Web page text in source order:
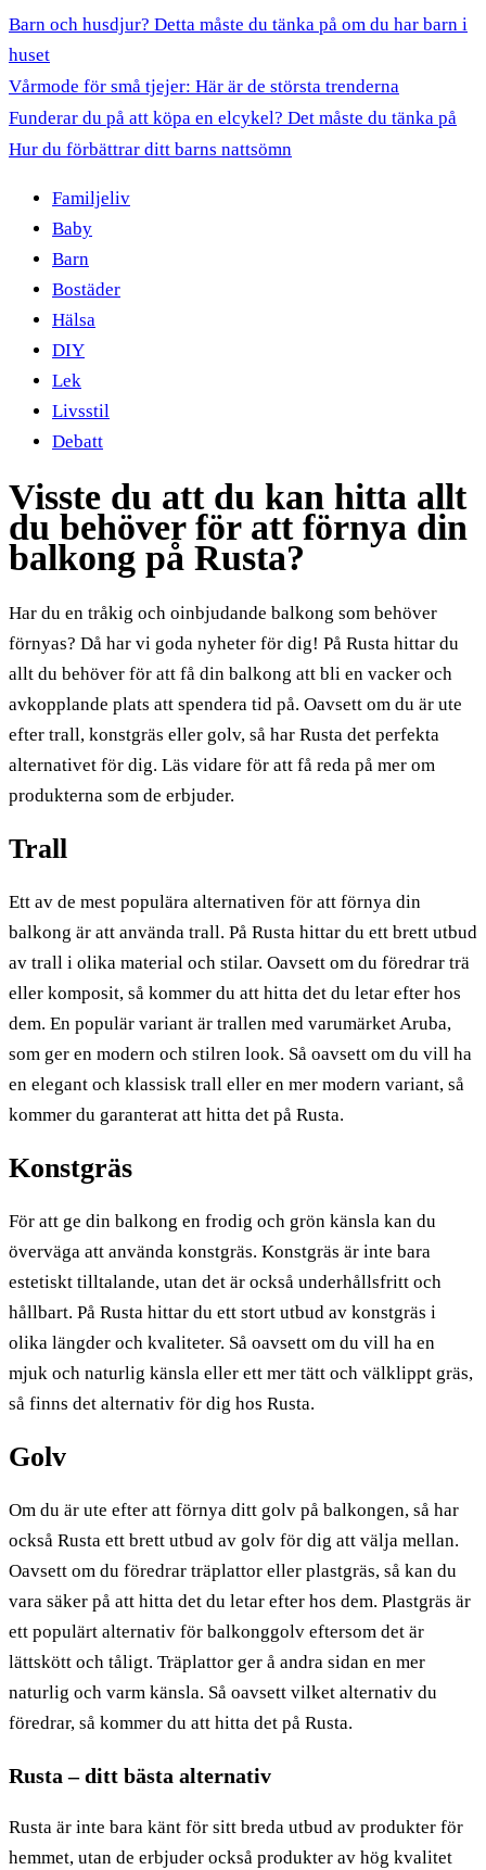
Barn och husdjur? Detta måste du tänka på om du har barn i
huset
Vårmode för små tjejer: Här är de största trenderna
Funderar du på att köpa en elcykel? Det måste du tänka på
Hur du förbättrar ditt barns nattsömn
Familjeliv
Baby
Barn
Bostäder
Hälsa
DIY
Lek
Livsstil
Debatt
Visste du att du kan hitta allt
du behöver för att förnya din
balkong på Rusta?
Har du en tråkig och oinbjudande balkong som behöver
förnyas? Då har vi goda nyheter för dig! På Rusta hittar du
allt du behöver för att få din balkong att bli en vacker och
avkopplande plats att spendera tid på. Oavsett om du är ute
efter trall, konstgräs eller golv, så har Rusta det perfekta
alternativet för dig. Läs vidare för att få reda på mer om
produkterna som de erbjuder.
Trall
Ett av de mest populära alternativen för att förnya din
balkong är att använda trall. På Rusta hittar du ett brett utbud
av trall i olika material och stilar. Oavsett om du föredrar trä
eller komposit, så kommer du att hitta det du letar efter hos
dem. En populär variant är trallen med varumärket Aruba,
som ger en modern och stilren look. Så oavsett om du vill ha
en elegant och klassisk trall eller en mer modern variant, så
kommer du garanterat att hitta det på Rusta.
Konstgräs
För att ge din balkong en frodig och grön känsla kan du
överväga att använda konstgräs. Konstgräs är inte bara
estetiskt tilltalande, utan det är också underhållsfritt och
hållbart. På Rusta hittar du ett stort utbud av konstgräs i
olika längder och kvaliteter. Så oavsett om du vill ha en
mjuk och naturlig känsla eller ett mer tätt och välklippt gräs,
så finns det alternativ för dig hos Rusta.
Golv
Om du är ute efter att förnya ditt golv på balkongen, så har
också Rusta ett brett utbud av golv för dig att välja mellan.
Oavsett om du föredrar träplattor eller plastgräs, så kan du
vara säker på att hitta det du letar efter hos dem. Plastgräs är
ett populärt alternativ för balkonggolv eftersom det är
lättskött och tåligt. Träplattor ger å andra sidan en mer
naturlig och varm känsla. Så oavsett vilket alternativ du
föredrar, så kommer du att hitta det på Rusta.
Rusta – ditt bästa alternativ
Rusta är inte bara känt för sitt breda utbud av produkter för
hemmet, utan de erbjuder också produkter av hög kvalitet